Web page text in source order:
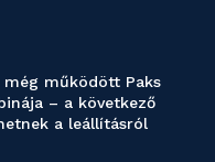
még működött Paks
– a következő
a leállításról